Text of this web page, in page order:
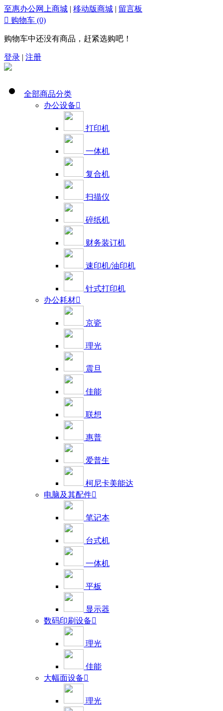
至惠办公网上商城 | 移动版商城 | 留言板
 购物车 (0)
购物车中还没有商品，赶紧选购吧！
登录 | 注册
全部商品分类
办公设备
打印机
一体机
复合机
扫描仪
碎纸机
财务装订机
速印机/油印机
针式打印机
办公耗材
京瓷
理光
震旦
佳能
联想
惠普
爱普生
柯尼卡美能达
电脑及其配件
笔记本
台式机
一体机
平板
显示器
数码印刷设备
理光
佳能
大幅面设备
理光